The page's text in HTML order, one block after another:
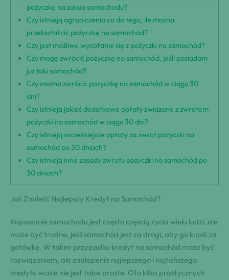
pożyczkę na zakup samochodu?
Czy istnieją ograniczenia co do tego, ile można
przekształcić pożyczkę na samochód?
Czy jest możliwe wycofanie się z pożyczki na samochód?
Czy mogę zwrócić pożyczkę na samochód, jeśli posiadam
już taki samochód?
Czy można zwrócić pożyczkę na samochód w ciągu 30
dni?
Czy istnieją jakieś dodatkowe opłaty związane z zwrotem
pożyczki na samochód w ciągu 30 dni?
Czy istnieją wcześniejsze opłaty za zwrot pożyczki na
samochód po 30 dniach?
Czy istnieją inne zasady zwrotu pożyczki na samochód po
30 dniach?
Jak Znaleźć Najlepszy Kredyt na Samochód?
Kupowanie samochodu jest często częścią życia wielu ludzi, ale
może być trudne, jeśli samochód jest za drogi, aby go kupić za
gotówkę. W takim przypadku kredyt na samochód może być
rozwiązaniem, ale znalezienie najlepszego i najtańszego
kredytu wcale nie jest takie proste. Oto kilka praktycznych